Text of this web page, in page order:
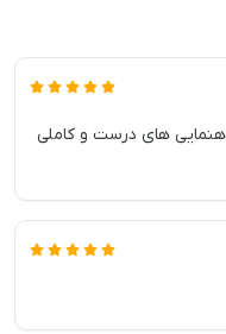
های درست و کاملی